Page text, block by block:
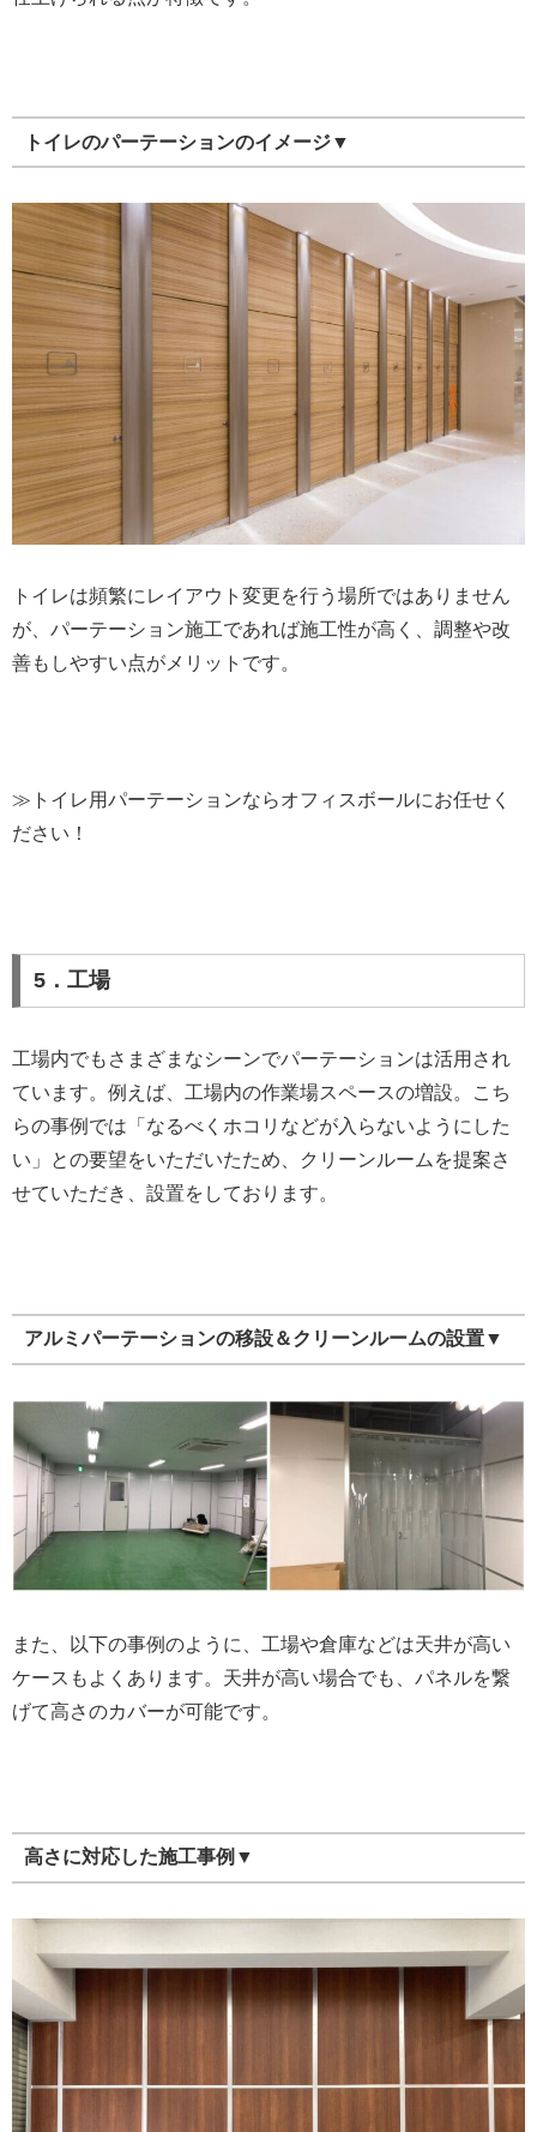
トイレのパーテーションのイメージ▼
トイレは頻繁にレイアウト変更を行う場所ではありません
が、パーテーション施工であれば施工性が高く、調整や改
善もしやすい点がメリットです。
≫トイレ用パーテーションならオフィスボールにお任せく
ださい！
5．工場
工場内でもさまざまなシーンでパーテーションは活用され
ています。例えば、工場内の作業場スペースの増設。こち
らの事例では「なるべくホコリなどが入らないようにした
い」との要望をいただいたため、クリーンルームを提案さ
せていただき、設置をしております。
アルミパーテーションの移設＆クリーンルームの設置▼
また、以下の事例のように、工場や倉庫などは天井が高い
ケースもよくあります。天井が高い場合でも、パネルを繋
げて高さのカバーが可能です。
高さに対応した施工事例▼